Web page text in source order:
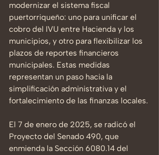
modernizar el sistema fiscal
puertorriqueño: uno para unificar el
cobro del IVU entre Hacienda y los
municipios, y otro para flexibilizar los
plazos de reportes financieros
municipales. Estas medidas
representan un paso hacia la
simplificación administrativa y el
fortalecimiento de las finanzas locales.
El 7 de enero de 2025, se radicó el
Proyecto del Senado 490, que
enmienda la Sección 6080.14 del